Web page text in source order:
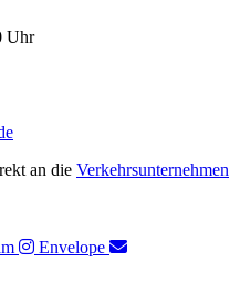
Uhr
an die Verkehrsunternehmen
Envelope